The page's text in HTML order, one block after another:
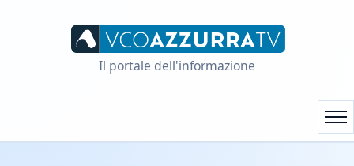
Il portale dell'informazione